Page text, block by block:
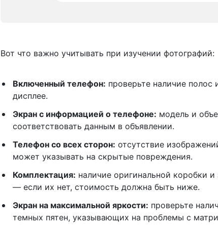
Вот что важно учитывать при изучении фотографий:
Включенный телефон: проверьте наличие полос
дисплее.
Экран с информацией о телефоне: модель и
соответствовать данным в объявлении.
Телефон со всех сторон: отсутствие
может указывать на скрытые повреждения.
Комплектация: наличие оригинальной коробки и
— если их нет, стоимость должна быть ниже.
Экран на максимальной яркости: проверьте
темных пятен, указывающих на проблемы с